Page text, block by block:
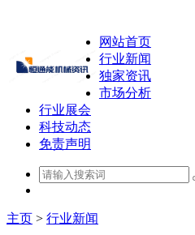
网站首页
行业新闻
独家资讯
市场分析
行业展会
科技动态
免责声明
主页 > 行业新闻